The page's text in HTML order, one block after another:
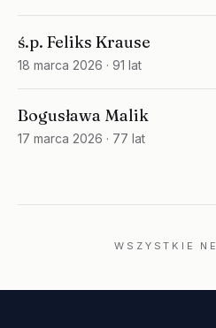
ś.p. Feliks Krause
18 marca 2026 · 91 lat
Bogusława Malik
17 marca 2026 · 77 lat
WSZYSTKIE